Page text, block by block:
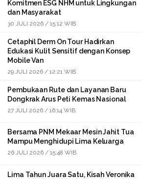
Komitmen ESG NHM untuk Lingkungan
dan Masyarakat
30 JULI 2026 / 15:12 WIB
Cetaphil Derm On Tour Hadirkan
Edukasi Kulit Sensitif dengan Konsep
Mobile Van
29 JULI 2026 / 12:21 WIB
Pembukaan Rute dan Layanan Baru
Dongkrak Arus Peti Kemas Nasional
27 JULI 2026 / 16:14 WIB
Bersama PNM Mekaar Mesin Jahit Tua
Mampu Menghidupi Lima Keluarga
26 JULI 2026 / 15:48 WIB
Lima Tahun Juara Satu, Kisah Veronika